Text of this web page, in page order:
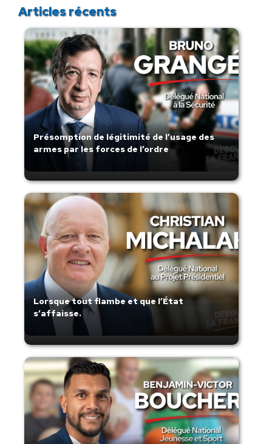
Articles récents
Présomption de légitimité de l’usage des
armes par les forces de l’ordre
Lorsque tout flambe et que l’État
s’affaisse.